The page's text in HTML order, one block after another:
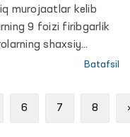
murojaatlar kelib
foizi firibgarlik
shaxsiy
banklaridanBatafsil
6 7 8